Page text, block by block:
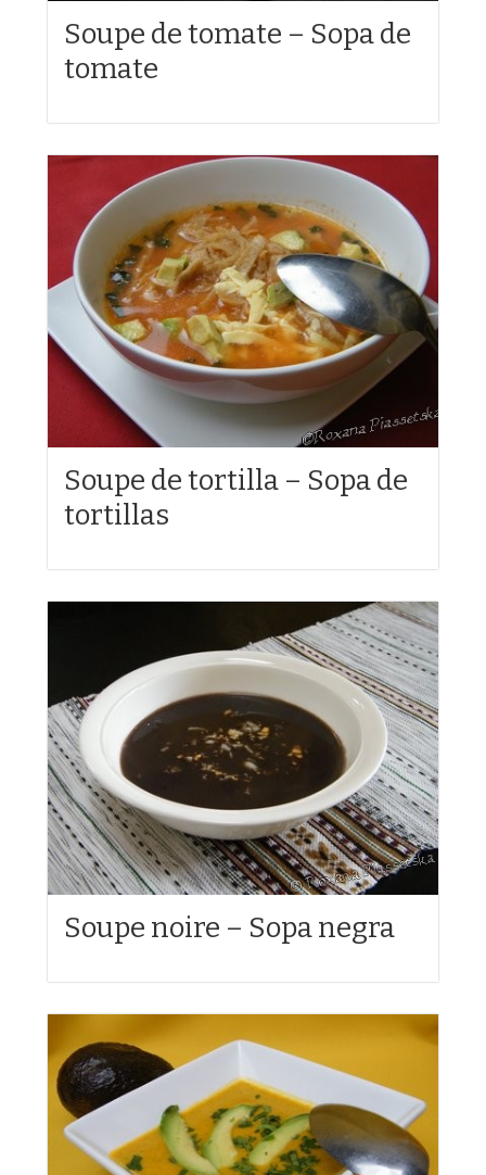
Soupe de tomate – Sopa de
tomate
Soupe de tortilla – Sopa de
tortillas
Soupe noire – Sopa negra